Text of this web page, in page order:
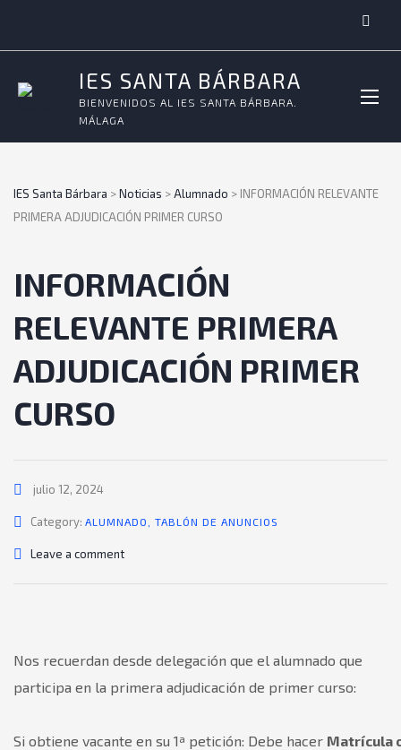
IES SANTA BÁRBARA
BIENVENIDOS AL IES SANTA BÁRBARA.
MÁLAGA
IES Santa Bárbara >Noticias >Alumnado > INFORMACIÓN RELEVANTE
PRIMERA ADJUDICACIÓN PRIMER CURSO
INFORMACIÓN
RELEVANTE PRIMERA
ADJUDICACIÓN PRIMER
CURSO
julio 12, 2024
Category: ALUMNADO TABLÓN DE ANUNCIOS
Leave a comment
Nos recuerdan desde delegación que el alumnado que
participa en la primera adjudicación de primer curso:
Si obtiene vacante en su 1ª petición: Debe hacer Matrícula